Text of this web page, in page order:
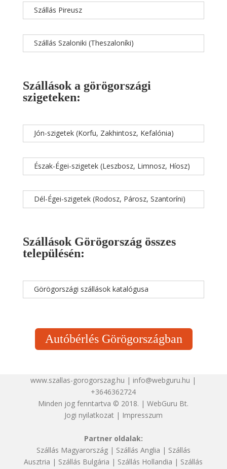
Szállás Pireusz
Szállás Szaloniki (Theszaloníki)
Szállások a görögországi
szigeteken:
Jón-szigetek (Korfu, Zakhintosz, Kefalónia)
Észak-Égei-szigetek (Leszbosz, Limnosz, Híosz)
Dél-Égei-szigetek (Rodosz, Párosz, Szantoríni)
Szállások Görögország összes
településén:
Görögországi szállások katalógusa
Autóbérlés Görögországban
www.szallas-gorogorszag.hu | info@webguru.hu |
+3646362724
Minden jog fenntartva © 2018. | WebGuru Bt.
Jogi nyilatkozat| Impresszum
Partner oldalak:
Szállás Magyarország| Szállás Anglia | Szállás
Ausztria | Szállás Bulgária | Szállás Hollandia | Szállás